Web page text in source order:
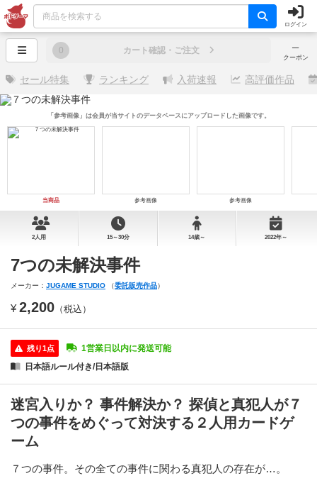
ログイン
─
クーポン
0 カート確認・ご注文
セール特集 ランキング 入荷速報 高評価作品
当商品 参考画像 参考画像
「参考画像」は会員が当サイトのデータベースにアップロードした画像です。
2人用 15～30分 14歳～ 2022年～
7つの未解決事件
メーカー： JUGAME STUDIO （委託販売作品）
¥ 2,200 （税込）
残り1点
1営業日以内に発送可能
日本語ルール付き/日本語版
迷宮入りか？ 事件解決か？ 探偵と真犯人が７
つの事件をめぐって対決する２人用カードゲ
ーム
７つの事件。その全ての事件に関わる真犯人の存在が…。